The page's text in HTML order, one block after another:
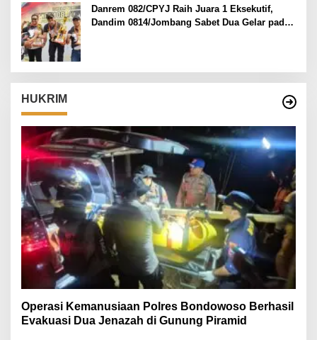
Danrem 082/CPYJ Raih Juara 1 Eksekutif,
Dandim 0814/Jombang Sabet Dua Gelar pada
HUKRIM
Operasi Kemanusiaan Polres Bondowoso Berhasil
Evakuasi Dua Jenazah di Gunung Piramid